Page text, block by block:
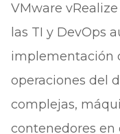
VMware
las TI y DevOps
implementación
operaciones del
complejas,
contenedores en